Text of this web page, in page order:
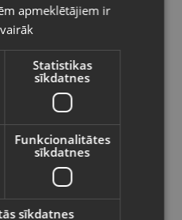
Creed.
izvēlētajā
apmeklētājiem ir
Statistikas
sīkdatnes
Funkcionalitātes
sīkdatnes
sīkdatnes